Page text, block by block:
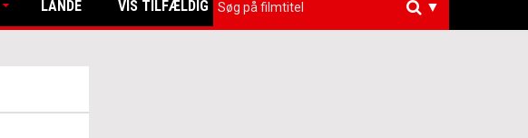
LANDE VIS TILFÆLDIG ▼